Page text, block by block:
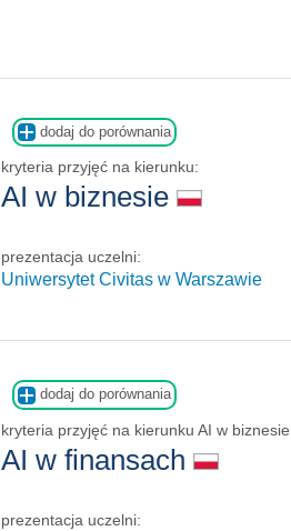
dodaj do porównania
kryteria przyjęć na kierunku:
AI w biznesie
prezentacja uczelni:
Uniwersytet Civitas w Warszawie
dodaj do porównania
kryteria przyjęć na kierunku AI w biznesie
AI w finansach
prezentacja uczelni: